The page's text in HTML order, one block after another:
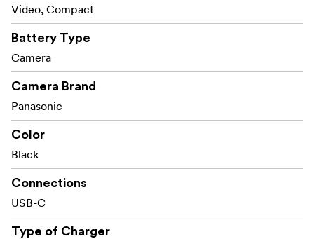
Video, Compact
Battery Type
Camera
Camera Brand
Panasonic
Color
Black
Connections
USB-C
Type of Charger